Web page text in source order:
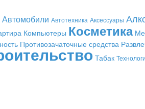
Автомобили Автотехника Аксессуары
Компьютеры Косметика
Противозачаточные средства
Табак